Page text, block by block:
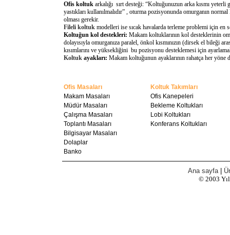
Ofis koltuk arkalığı sırt desteği: “Koltuğunuzun arka kısmı
yastıkları kullanılmalıdır” , oturma pozisyonunda omurganın
olması gerekir.
Fileli koltuk modelleri ise sıcak havalarda terleme problemi için
Koltuğun kol destekleri: Makam koltuklarının kol desteklerinin
dolayısıyla omurganıza paralel, önkol kısmınızın (dirsek el bileği
kısımlarını ve yüksekliğini bu pozisyonu desteklemesi için
Koltuk ayakları: Makam koltuğunun ayaklarının rahatça her
Ofis Masaları
Koltuk Takımları
Makam Masaları
Ofis Kanepeleri
Müdür Masaları
Bekleme Koltukları
Çalışma Masaları
Lobi Koltukları
Toplantı Masaları
Konferans Koltukları
Bilgisayar Masaları
Dolaplar
Banko
Ana sayfa
© 2003